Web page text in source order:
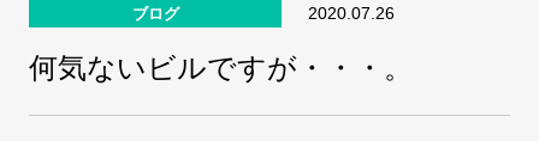
会社案内
ブログ 2020.07.26
何気ないビルですが・・・。